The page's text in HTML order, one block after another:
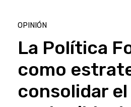
OPINIÓN
La Política
como
consolidar